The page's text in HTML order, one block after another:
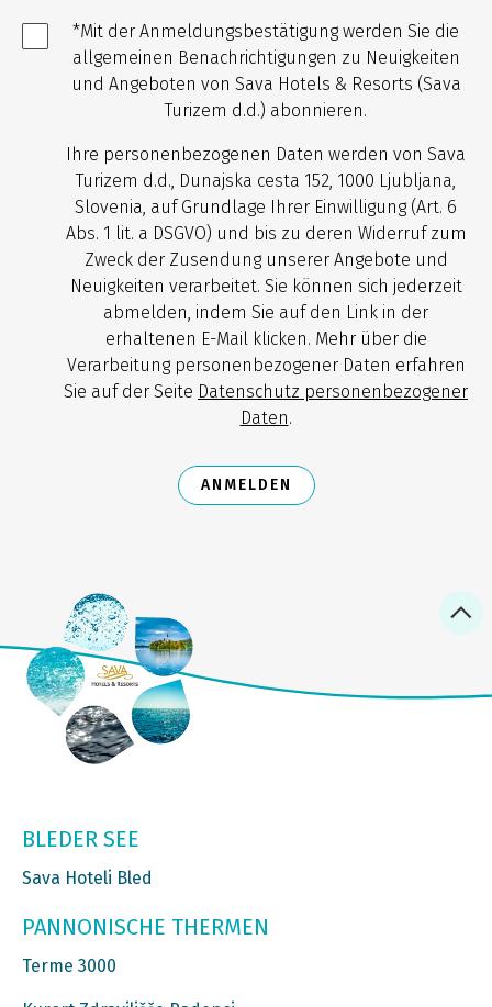
*Mit der Anmeldungsbestätigung werden Sie die
allgemeinen Benachrichtigungen zu Neuigkeiten
und Angeboten von Sava Hotels & Resorts (Sava
Turizem d.d.) abonnieren.
Ihre personenbezogenen Daten werden von Sava
Turizem d.d., Dunajska cesta 152, 1000 Ljubljana,
Slovenia, auf Grundlage Ihrer Einwilligung (Art. 6
Abs. 1 lit. a DSGVO) und bis zu deren Widerruf zum
Zweck der Zusendung unserer Angebote und
Neuigkeiten verarbeitet. Sie können sich jederzeit
abmelden, indem Sie auf den Link in der
erhaltenen E-Mail klicken. Mehr über die
Verarbeitung personenbezogener Daten erfahren
Sie auf der Seite Datenschutz personenbezogener
Daten.
ANMELDEN
BLEDER SEE
Sava Hoteli Bled
PANNONISCHE THERMEN
Terme 3000